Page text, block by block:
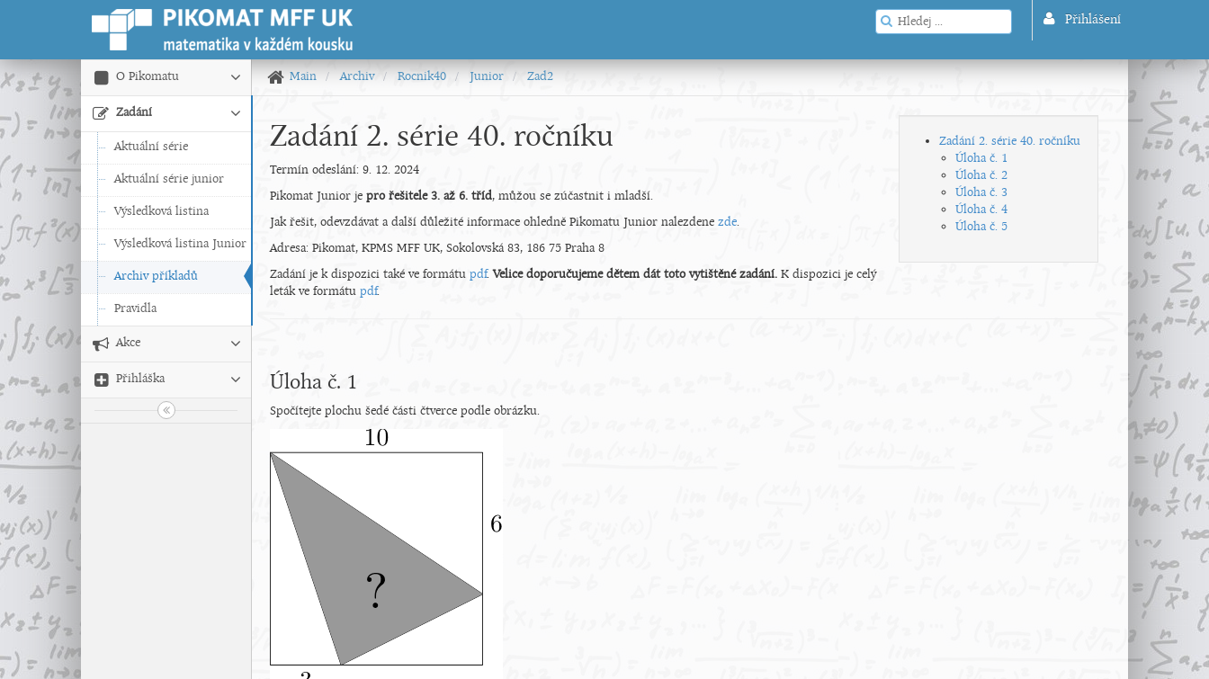
Přihlášení
O Pikomatu
Zadání
Aktuální série
Aktuální série junior
Výsledková listina
Výsledková listina Junior
Archiv příkladů
Pravidla
Akce
Přihláška
Main Archiv Rocnik40 Junior Zad2
Zadání 2. série 40. ročníku
Úloha č. 1
Úloha č. 2
Úloha č. 3
Úloha č. 4
Úloha č. 5
Zadání 2. série 40. ročníku
Termín odeslání: 9. 12. 2024
Pikomat Junior je pro řešitele 3. až 6. tříd, můžou se zúčastnit i mladší.
Jak řešit, odevzdávat a další důležité informace ohledně Pikomatu Junior nalezdene zde.
Adresa: Pikomat, KPMS MFF UK, Sokolovská 83, 186 75 Praha 8
Zadání je k dispozici také ve formátu pdf.Velice doporučujeme dětem dát toto vytištěné zadání. K dispozici je celý
leták ve formátu pdf.
Úloha č. 1
Spočítejte plochu šedé části čtverce podle obrázku.